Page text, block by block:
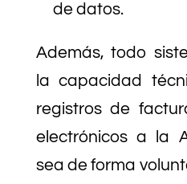
de datos.
Además, todo
la capacidad
registros de
electrónicos a la
sea de forma